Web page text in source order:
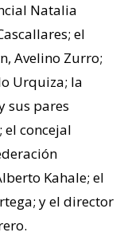
Natalia
el
Avelino Zurro;
Urquiza; la
sus pares
el concejal
Kahale; el
y el director